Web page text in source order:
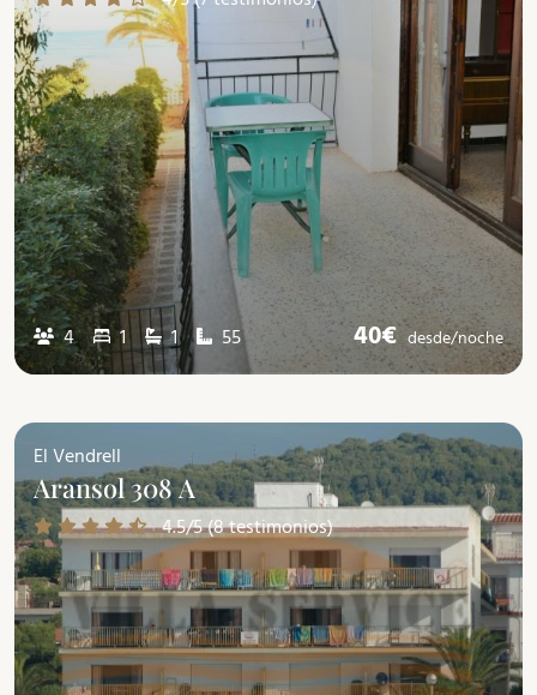
4 1 1 55 40€desde/noche
El Vendrell
Aransol 308 A
4.5/5 (8 testimonios)